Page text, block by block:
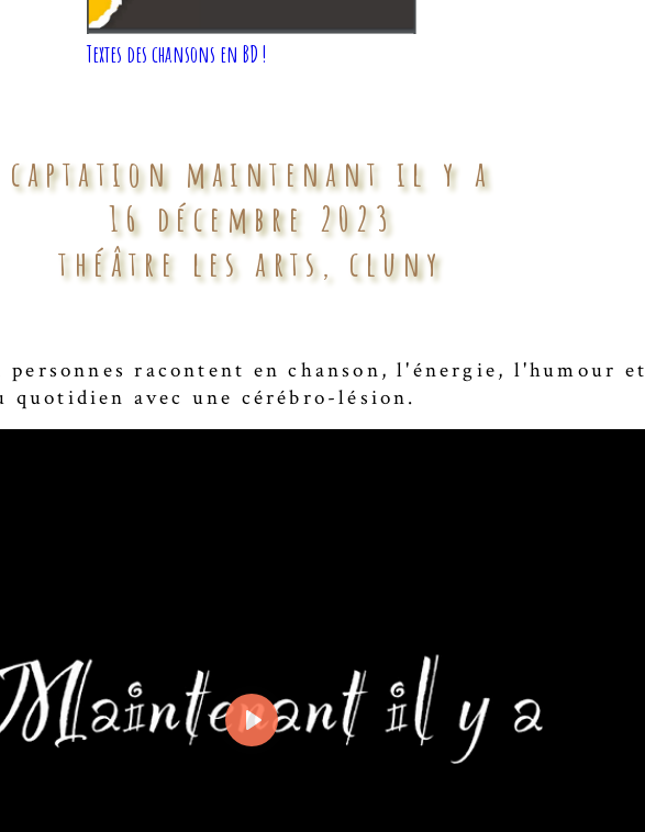
Textes des chansons en BD !
captation maintenant il y a
16 décembre 2023
théâtre les arts, cluny
personnes racontent en chanson, l'énergie, l'humour et
quotidien avec une cérébro-lésion.